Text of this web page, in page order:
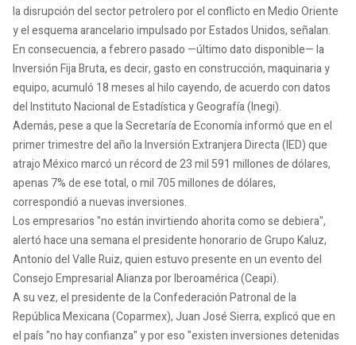
la disrupción del sector petrolero por el conflicto en Medio Oriente
y el esquema arancelario impulsado por Estados Unidos, señalan.
En consecuencia, a febrero pasado —último dato disponible— la
Inversión Fija Bruta, es decir, gasto en construcción, maquinaria y
equipo, acumuló 18 meses al hilo cayendo, de acuerdo con datos
del Instituto Nacional de Estadística y Geografía (Inegi).
Además, pese a que la Secretaría de Economía informó que en el
primer trimestre del año la Inversión Extranjera Directa (IED) que
atrajo México marcó un récord de 23 mil 591 millones de dólares,
apenas 7% de ese total, o mil 705 millones de dólares,
correspondió a nuevas inversiones.
Los empresarios "no están invirtiendo ahorita como se debiera",
alertó hace una semana el presidente honorario de Grupo Kaluz,
Antonio del Valle Ruiz, quien estuvo presente en un evento del
Consejo Empresarial Alianza por Iberoamérica (Ceapi).
A su vez, el presidente de la Confederación Patronal de la
República Mexicana (Coparmex), Juan José Sierra, explicó que en
el país "no hay confianza" y por eso "existen inversiones detenidas